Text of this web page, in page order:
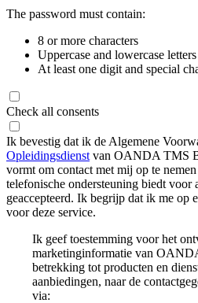
The password must contain:
8 or more characters
Uppercase and lowercase letters
At least one digit and special
Check all consents
Ik bevestig dat ik de Algemene
Opleidingsdienst van OANDA TMS
vormt om contact met mij op te
telefonische ondersteuning biedt voor
geaccepteerd. Ik begrijp dat ik me op
voor deze service.
Ik geef toestemming voor het
marketinginformatie van
betrekking tot producten en
aanbiedingen, naar de
via: